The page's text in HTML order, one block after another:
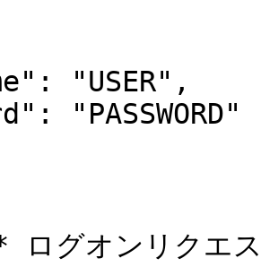
"USER",
"PASSWORD"
グオンリクエス